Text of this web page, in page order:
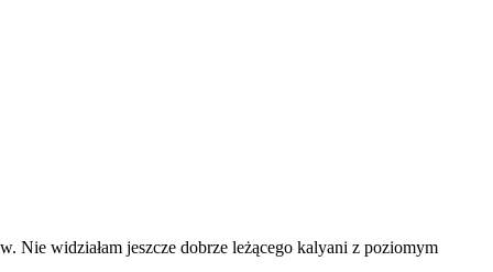
Nie widziałam jeszcze dobrze leżącego kalyani z poziomym